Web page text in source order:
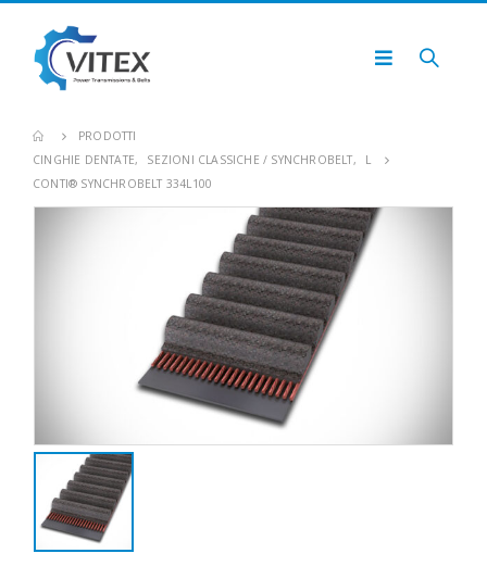
PRODOTTI
CINGHIE DENTATE, SEZIONI CLASSICHE / SYNCHROBELT,
L
CONTI® SYNCHROBELT 334L100